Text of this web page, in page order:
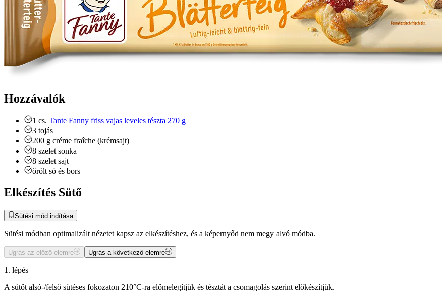
Hozzávalók
1 cs. Tante Fanny friss vajas leveles tészta 270 g
3 tojás
200 g créme fraîche (krémsajt)
8 szelet sonka
8 szelet sajt
őrölt só és bors
Elkészítés Sütő
Sütési mód indítása
Sütési módban optimalizált nézetet kapsz az elkészítéshez, és a képernyőd nem megy alvó módba.
Ugrás az előző elemre Ugrás a következő elemre
1. lépés
A sütőt alsó-/felső sütéses fokozaton 210°C-ra előmelegítjük és tésztát a csomagolás szerint előkészítjük.